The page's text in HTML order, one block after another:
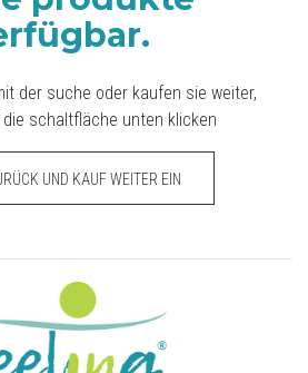
der suche oder kaufen sie weiter,
schaltfläche unten klicken
UND KAUF WEITER EIN